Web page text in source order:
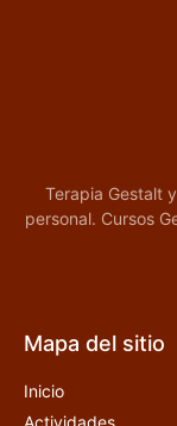
Terapia Gestalt
personal. Cursos
Mapa del sitio
Inicio
Actividades